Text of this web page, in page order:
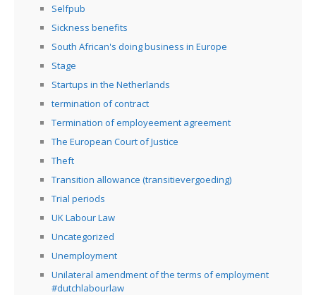
Selfpub
Sickness benefits
South African's doing business in Europe
Stage
Startups in the Netherlands
termination of contract
Termination of employeement agreement
The European Court of Justice
Theft
Transition allowance (transitievergoeding)
Trial periods
UK Labour Law
Uncategorized
Unemployment
Unilateral amendment of the terms of employment
#dutchlabourlaw